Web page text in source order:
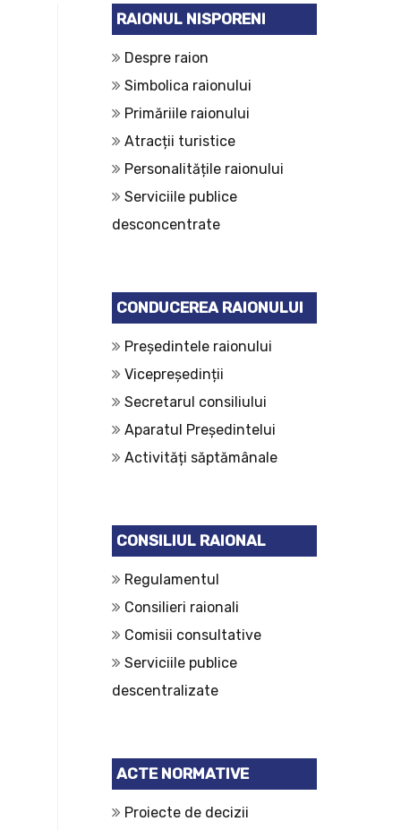
RAIONUL NISPORENI
Despre raion
Simbolica raionului
Primăriile raionului
Atracții turistice
Personalitățile raionului
Serviciile publice
desconcentrate
CONDUCEREA RAIONULUI
Președintele raionului
Vicepreședinții
Secretarul consiliului
Aparatul Președintelui
Activități săptămânale
CONSILIUL RAIONAL
Regulamentul
Consilieri raionali
Comisii consultative
Serviciile publice
descentralizate
ACTE NORMATIVE
Proiecte de decizii